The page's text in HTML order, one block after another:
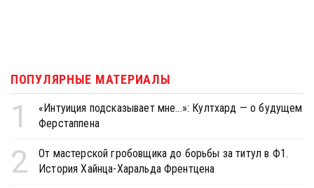
ПОПУЛЯРНЫЕ МАТЕРИАЛЫ
1
«Интуиция подсказывает мне...»: Култхард — о будущем
Ферстаппена
2
От мастерской гробовщика до борьбы за титул в Ф1.
История Хайнца-Харальда Френтцена